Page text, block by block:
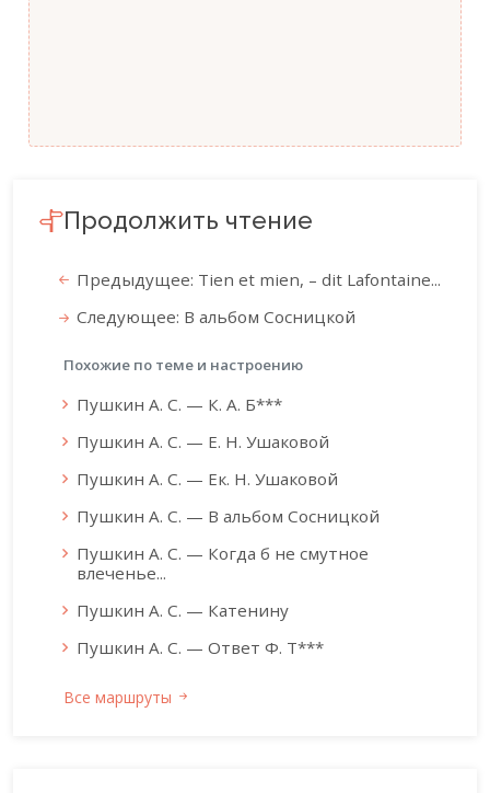
Продолжить чтение
Предыдущее: Tien et mien, – dit Lafontaine...
Следующее: В альбом Сосницкой
Похожие по теме и настроению
Пушкин А. С. — К. А. Б***
Пушкин А. С. — Е. Н. Ушаковой
Пушкин А. С. — Ек. Н. Ушаковой
Пушкин А. С. — В альбом Сосницкой
Пушкин А. С. — Когда б не смутное
влеченье...
Пушкин А. С. — Катенину
Пушкин А. С. — Ответ Ф. Т***
Все маршруты